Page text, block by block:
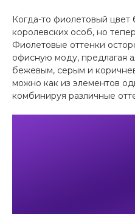
Когда-то фиолетовый цвет
королевских особ, но
Фиолетовые оттенки
офисную моду, предлагая
бежевым, серым и
можно как из элементов
комбинируя различные